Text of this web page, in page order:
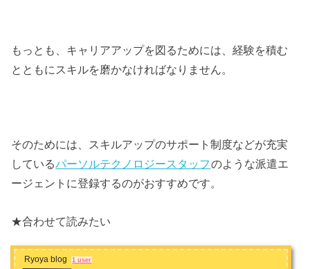
もっとも、キャリアアップを図るためには、経験を積む
とともにスキルを磨かなければなりません。
そのためには、スキルアップのサポート制度などが充実
しているパーソルテクノロジースタッフのような派遣エ
ージェントに登録するのがおすすめです。
★合わせて読みたい
Ryoya blog 1 user